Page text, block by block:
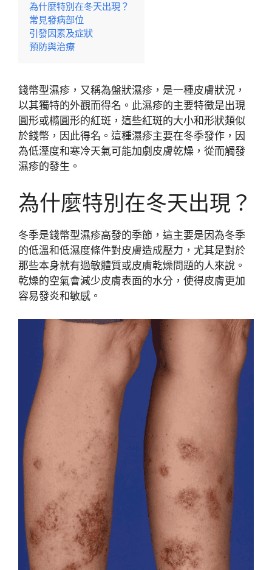
為什麼特別在冬天出現？
常見發病部位
引發因素及症狀
預防與治療
錢幣型濕疹，又稱為盤狀濕疹，是一種皮膚狀況，
以其獨特的外觀而得名。此濕疹的主要特徵是出現
圓形或橢圓形的紅斑，這些紅斑的大小和形狀類似
於錢幣，因此得名。這種濕疹主要在冬季發作，因
為低溼度和寒冷天氣可能加劇皮膚乾燥，從而觸發
濕疹的發生。
為什麼特別在冬天出現？
冬季是錢幣型濕疹高發的季節，這主要是因為冬季
的低溫和低濕度條件對皮膚造成壓力，尤其是對於
那些本身就有過敏體質或皮膚乾燥問題的人來說。
乾燥的空氣會減少皮膚表面的水分，使得皮膚更加
容易發炎和敏感。